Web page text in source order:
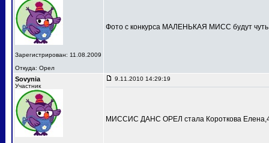
Зарегистрирован: 11.08.2009
Откуда: Орел
Фото с конкурса МАЛЕНЬКАЯ МИСС будут
Sovynia
Участник
9.11.2010 14:29:19
МИССИС ДАНС ОРЕЛ стала Короткова